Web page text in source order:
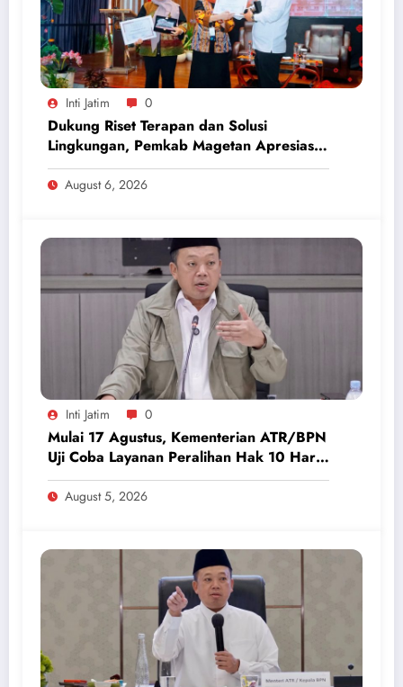
Inti Jatim 0
Dukung Riset Terapan dan Solusi
Lingkungan, Pemkab Magetan Apresiasi
ICAPSTURE 2026 Unesa
August 6, 2026
Inti Jatim 0
Mulai 17 Agustus, Kementerian ATR/BPN
Uji Coba Layanan Peralihan Hak 10 Hari
di 15 Kantah
August 5, 2026